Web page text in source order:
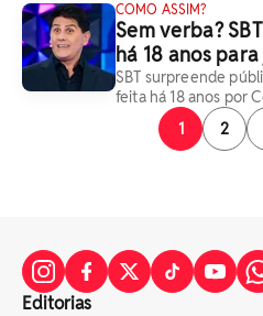
COMO ASSIM?
Sem verba?
há 18 anos
SBT surpreende
feita há 18 anos por
1
2
Editorias